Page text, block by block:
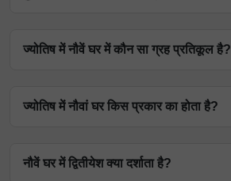
होते हैं।
ज्योतिष में नौवें घर में कौन सा ग्रह प्रतिकूल है?
ज्योतिष में नौवां घर किस प्रकार का होता है?
नौवें घर में द्वितीयेश क्या दर्शाता है?